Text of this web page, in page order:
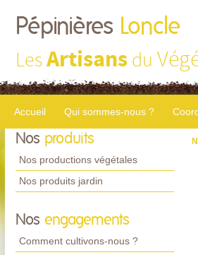
Pépinières Loncle
LesArtisans du
Accueil Qui sommes-nous ?
Nos produits
Nos productions végétales
Nos produits jardin
Nos engagements
Comment cultivons-nous ?